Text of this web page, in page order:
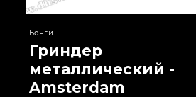
Бонги
Гриндер
металлический -
Amsterdam